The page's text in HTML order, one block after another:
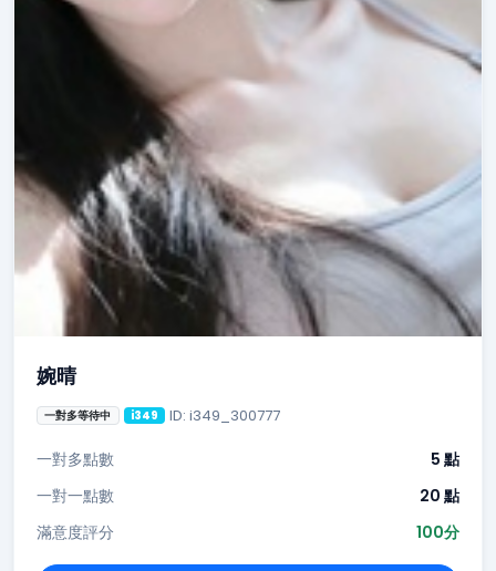
婉晴
一對多等待中 i349 ID: i349_300777
一對多點數
5 點
一對一點數
20 點
滿意度評分
100分